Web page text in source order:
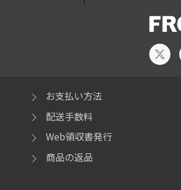
お支払い方法
配送手数料
Web領収書発行
商品の返品